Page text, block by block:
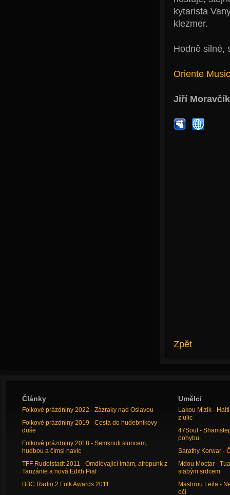
kytarista
klezmer.
Hodně silné,
Oriente Music
Jiří Moravčík
Zpět
Články
Folkové prázdniny 2022 - Zázraky nad Oslavou
Folkové prázdniny 2019 - Cesta do hudebníkovy
duše
Folkové prázdniny 2018 - Semknuti sluncem,
hudbou a čímsi navíc
TFF Rudolstadt 2011 - Omdlévající imám, afropunk z
Tanzánie a nová Edith Piaf
BBC Radio 2 Folk Awards 2011
Umělci
Lakou Mizik -
z ulic
47Soul -
pohybu.
Sarathy Korwar -
Mdou Moctar -
slabým srdcem
Mashrou Leila -
očí